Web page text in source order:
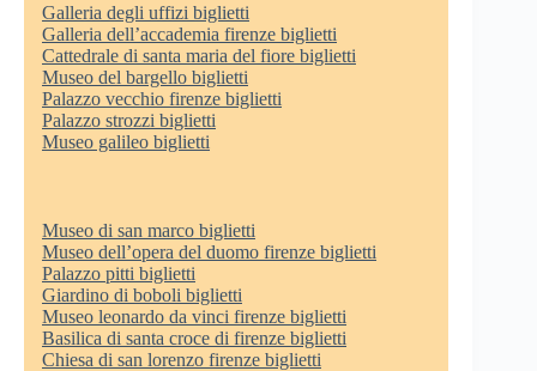
Galleria degli uffizi biglietti
Galleria dell’accademia firenze biglietti
Cattedrale di santa maria del fiore biglietti
Museo del bargello biglietti
Palazzo vecchio firenze biglietti
Palazzo strozzi biglietti
Museo galileo biglietti
Museo di san marco biglietti
Museo dell’opera del duomo firenze biglietti
Palazzo pitti biglietti
Giardino di boboli biglietti
Museo leonardo da vinci firenze biglietti
Basilica di santa croce di firenze biglietti
Chiesa di san lorenzo firenze biglietti